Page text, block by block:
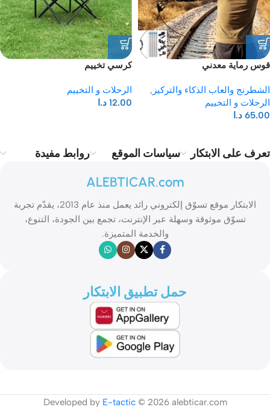
قوس رماية معدني
الشطرنج والعاب الذكاء والتركيز ,
الرحلات و التخييم
65.00 د.ا
كرسي تخييم
الرحلات و التخييم
12.00 د.ا
تعرف على الابتكار سياسات الموقع روابط مفيدة
ALEBTICAR.com
الابتكار موقع تسوّق إلكتروني رائد يعمل منذ عام 2013، يقدّم تجربة
تسوّق موثوقة وسهلة عبر الإنترنت، تجمع بين الجودة، التنوع،
والخدمة المتميزة.
حمل تطبيق الابتكار
Developed by E-tactic© 2026 alebticar.com